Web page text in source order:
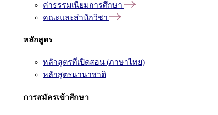
ค่าธรรมเนียมการศึกษา
คณะและสำนักวิชา
หลักสูตร
หลักสูตรที่เปิดสอน (ภาษาไทย)
หลักสูตรนานาชาติ
การสมัครเข้าศึกษา